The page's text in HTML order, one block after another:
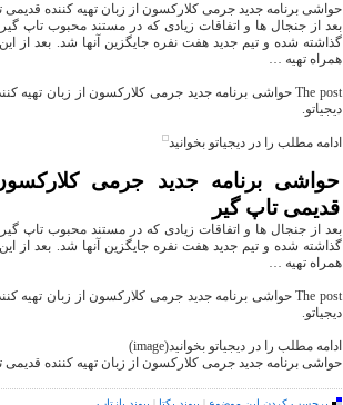
حواشی برنامه جدید جرمی کلارکسون از زبان تهیه کننده قدیمی
بعد از جنجال ها و اتفاقات زیادی که در مستند محبوب تاپ
گذاشته شده و تیم جدید هفت نفره جایگزین آنها شد. بعد از
همراه تهیه …
دیجیاتو.
ادامه مطلب را در دیجیاتو بخوانید
حواشی برنامه جدید جرمی
قدیمی تاپ گیر
بعد از جنجال ها و اتفاقات زیادی که در مستند محبوب تاپ
گذاشته شده و تیم جدید هفت نفره جایگزین آنها شد. بعد از
همراه تهیه …
دیجیاتو.
ادامه مطلب را در دیجیاتو بخوانید(image)
حواشی برنامه جدید جرمی کلارکسون از زبان تهیه کننده قدیمی